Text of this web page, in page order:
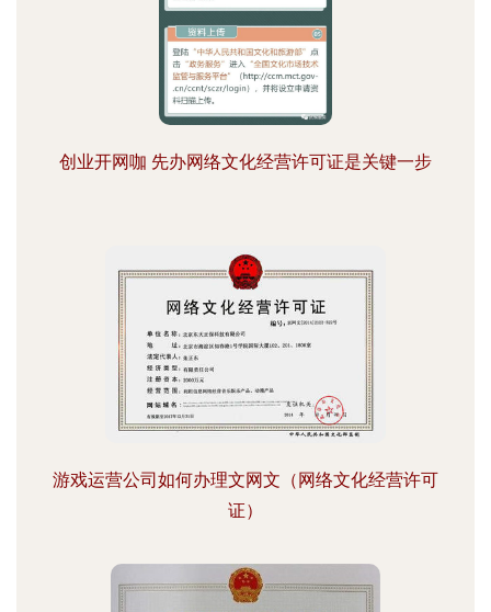
创业开网咖 先办网络文化经营许可证是关键一步
游戏运营公司如何办理文网文（网络文化经营许可
证）